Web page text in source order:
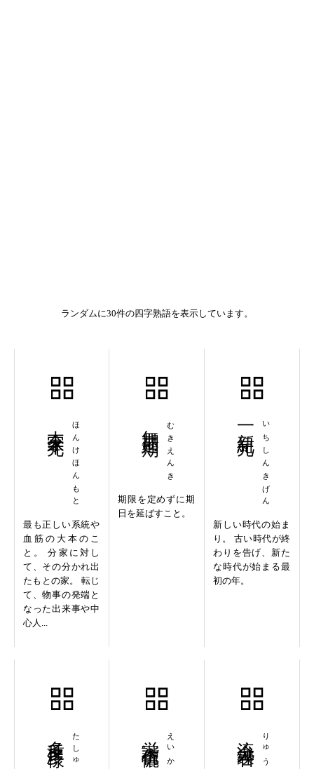
ランダムに30件の四字熟語を表示しています。
ほんけほんもと
最も正しい系統や
血筋の大本のこ
と。 分家に対し
て、その分かれ出
たもとの家。 転じ
て、物事の発端と
なった出来事や中
心人...
むきえんき
期限を定めずに期
日を延ばすこと。
いちしんきげん
一新紀元
新しい時代の始ま
り。 古い時代が終
わりを告げ、新た
な時代が始まる最
初の年。